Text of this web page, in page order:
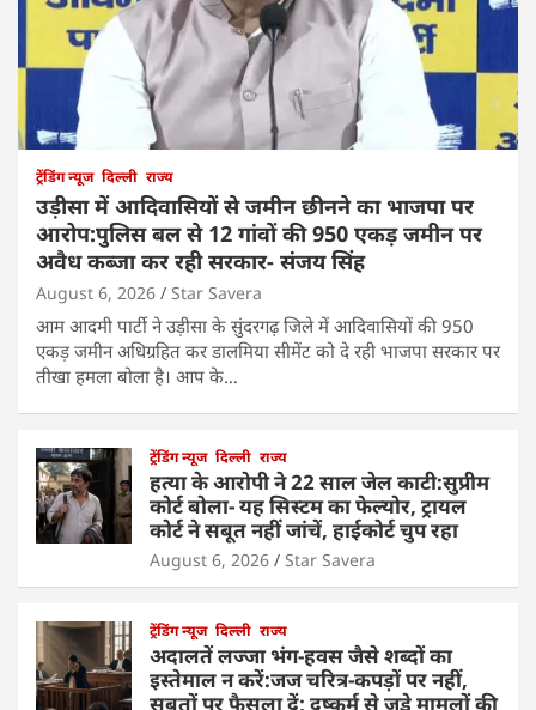
ट्रेंडिंग न्यूज दिल्ली राज्य
उड़ीसा में आदिवासियों से जमीन छीनने का भाजपा पर
आरोप:पुलिस बल से 12 गांवों की 950 एकड़ जमीन पर
अवैध कब्जा कर रही सरकार- संजय सिंह
August 6, 2026 Star Savera
आम आदमी पार्टी ने उड़ीसा के सुंदरगढ़ जिले में आदिवासियों की 950
एकड़ जमीन अधिग्रहित कर डालमिया सीमेंट को दे रही भाजपा सरकार पर
तीखा हमला बोला है। आप के…
ट्रेंडिंग न्यूज दिल्ली राज्य
हत्या के आरोपी ने 22 साल जेल काटी:सुप्रीम
कोर्ट बोला- यह सिस्टम का फेल्योर, ट्रायल
कोर्ट ने सबूत नहीं जांचें, हाईकोर्ट चुप रहा
August 6, 2026 Star Savera
ट्रेंडिंग न्यूज दिल्ली राज्य
अदालतें लज्जा भंग-हवस जैसे शब्दों का
इस्तेमाल न करें:जज चरित्र-कपड़ों पर नहीं,
सबूतों पर फैसला दें; दुष्कर्म से जुड़े मामलों की